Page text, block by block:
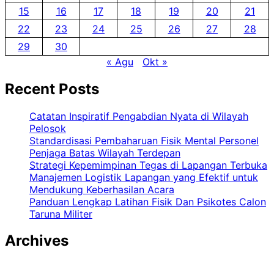
15
16 17 18 19 20
21
22
23 24 25 26 27
28
29
30
« Agu
Okt »
Recent Posts
Catatan Inspiratif Pengabdian Nyata di Wilayah
Pelosok
Standardisasi Pembaharuan Fisik Mental Personel
Penjaga Batas Wilayah Terdepan
Strategi Kepemimpinan Tegas di Lapangan Terbuka
Manajemen Logistik Lapangan yang Efektif untuk
Mendukung Keberhasilan Acara
Panduan Lengkap Latihan Fisik Dan Psikotes Calon
Taruna Militer
Archives